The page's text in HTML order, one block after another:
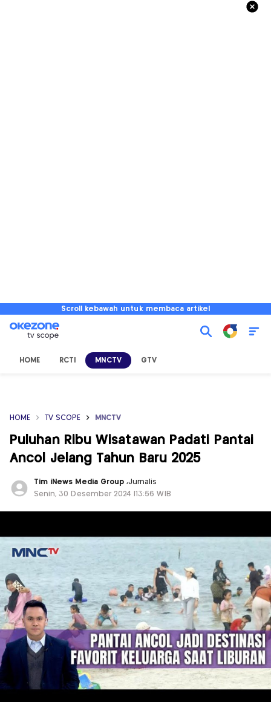
Scroll kebawah untuk membaca artikel
HOME RCTI MNCTV GTV
HOME TV SCOPE MNCTV
Puluhan Ribu Wisatawan Padati Pantai
Ancol Jelang Tahun Baru 2025
Tim iNews Media Group,Jurnalis
Senin, 30 Desember 2024 |13:56 WIB